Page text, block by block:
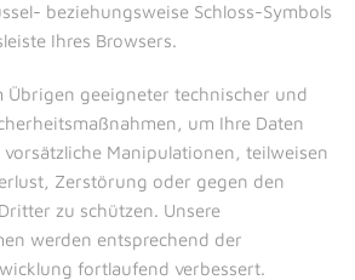
beziehungsweise Schloss-Symbols
Ihres Browsers.
Übrigen geeigneter technischer und
um Ihre Daten
Manipulationen, teilweisen
Zerstörung oder gegen den
zu schützen. Unsere
werden entsprechend der
fortlaufend verbessert.